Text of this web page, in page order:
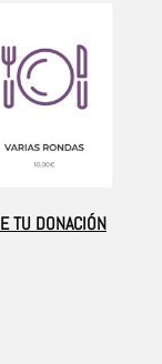
TU DONACIÓN